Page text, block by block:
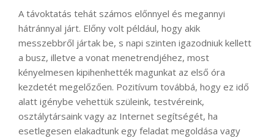
A távoktatás tehát számos előnnyel és megannyi
hátránnyal járt. Előny volt például, hogy akik
messzebbről jártak be, s napi szinten igazodniuk kellett
a busz, illetve a vonat menetrendjéhez, most
kényelmesen kipihenhették magunkat az első óra
kezdetét megelőzően. Pozitívum továbbá, hogy ez idő
alatt igénybe vehettük szüleink, testvéreink,
osztálytársaink vagy az Internet segítségét, ha
esetlegesen elakadtunk egy feladat megoldása vagy